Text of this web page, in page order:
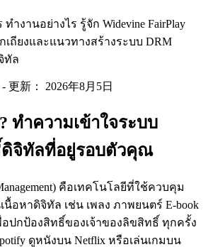
ำงานอย่างไร รู้จัก Widevine FairPlay
เถียงและแนวทางสร้างระบบ DRM
ทัล
- 更新： 2026年8月5日
ทำความเข้าใจระบบ
จิทัลที่อยู่รอบตัวคุณ
คือเทคโนโลยีที่ใช้ควบคุม
นื้อหาดิจิทัล เช่น เพลง ภาพยนตร์ E-book
ปกป้องสิทธิ์ของเจ้าของลิขสิทธิ์ ทุกครั้ง
ดูหนังบน Netflix หรือเล่นเกมบน